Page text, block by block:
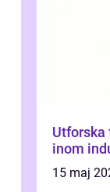
Utforska
inom
15 maj